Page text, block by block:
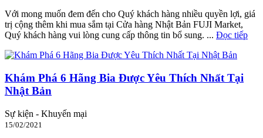
Với mong muốn đem đến cho Quý khách hàng nhiều quyền lợi, giá
trị cộng thêm khi mua sắm tại Cửa hàng Nhật Bản FUJI Market,
Quý khách hàng vui lòng cung cấp thông tin bổ sung. ... Đọc tiếp
Khám Phá 6 Hãng Bia Được Yêu Thích Nhất Tại
Nhật Bản
Sự kiện - Khuyến mại
15/02/2021